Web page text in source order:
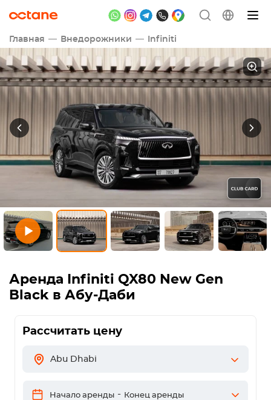
Главная Внедорожники Infiniti
Аренда
Infiniti QX80 New Gen
Black в Абу-Даби
Рассчитать цену
Abu Dhabi
Начало аренды - Конец аренды